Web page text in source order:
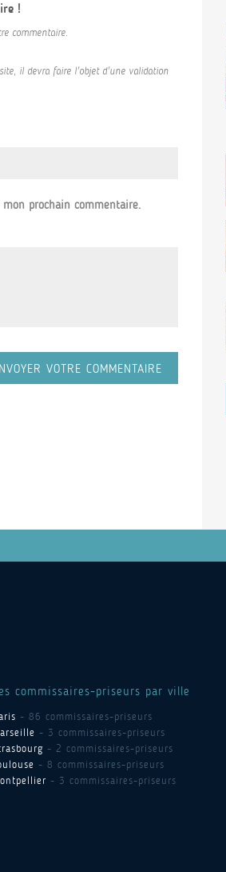
!
commentaire.
il devra faire l'objet d'une validation
prochain commentaire.
commissaires-priseurs par ville
- 86 commissaires-priseurs
- 3 commissaires-priseurs
- 2 commissaires-priseurs
- 8 commissaires-priseurs
- 3 commissaires-priseurs